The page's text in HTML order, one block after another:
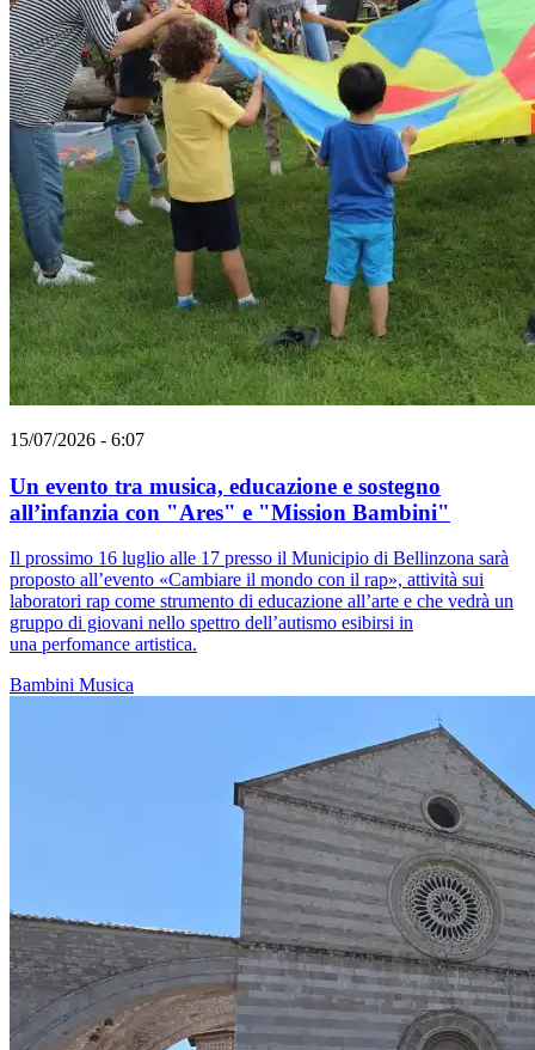
15/07/2026 - 6:07
Un evento tra musica, educazione e sostegno
all’infanzia con "Ares" e "Mission Bambini"
Il prossimo 16 luglio alle 17 presso il Municipio di Bellinzona sarà
proposto all’evento «Cambiare il mondo con il rap», attività sui
laboratori rap come strumento di educazione all’arte e che vedrà un
gruppo di giovani nello spettro dell’autismo esibirsi in
una perfomance artistica.
Bambini Musica